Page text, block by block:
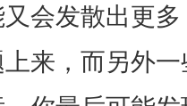
会发散出更
来，而另外